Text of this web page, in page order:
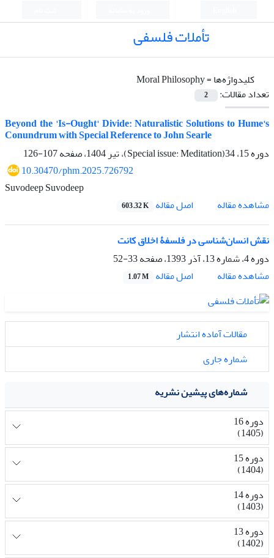
تأملات فلسفی
کلیدواژه‌ها =Moral Philosophy
تعداد مقالات:
2
Beyond the 'Is-Ought' Divide: Naturalistic Solutions to Hume's
Conundrum with Special Reference to John Searle
دوره 15، 34(Special issue: Meditation)، تیر 1404، صفحه
107-126
10.30470/phm.2025.726792
Suvodeep Suvodeep
مشاهده مقاله
اصل مقاله 603.32 K
نقش انسان‌شناسی در فلسفۀ اخلاق کانت
دوره 4، شماره 13، آذر 1393، صفحه
33-52
مشاهده مقاله
اصل مقاله 1.07 M
مقالات آماده انتشار
شماره جاری
شماره‌های پیشین نشریه
دوره 16
(1405)
دوره 15
(1404)
دوره 14
(1403)
دوره 13
(1402)